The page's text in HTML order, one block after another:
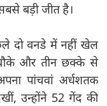
बड़ी जीत है।
दो वनडे में नहीं खेल
और तीन छक्के से
पांचवां अर्धशतक
उन्होंने 52 गेंद की